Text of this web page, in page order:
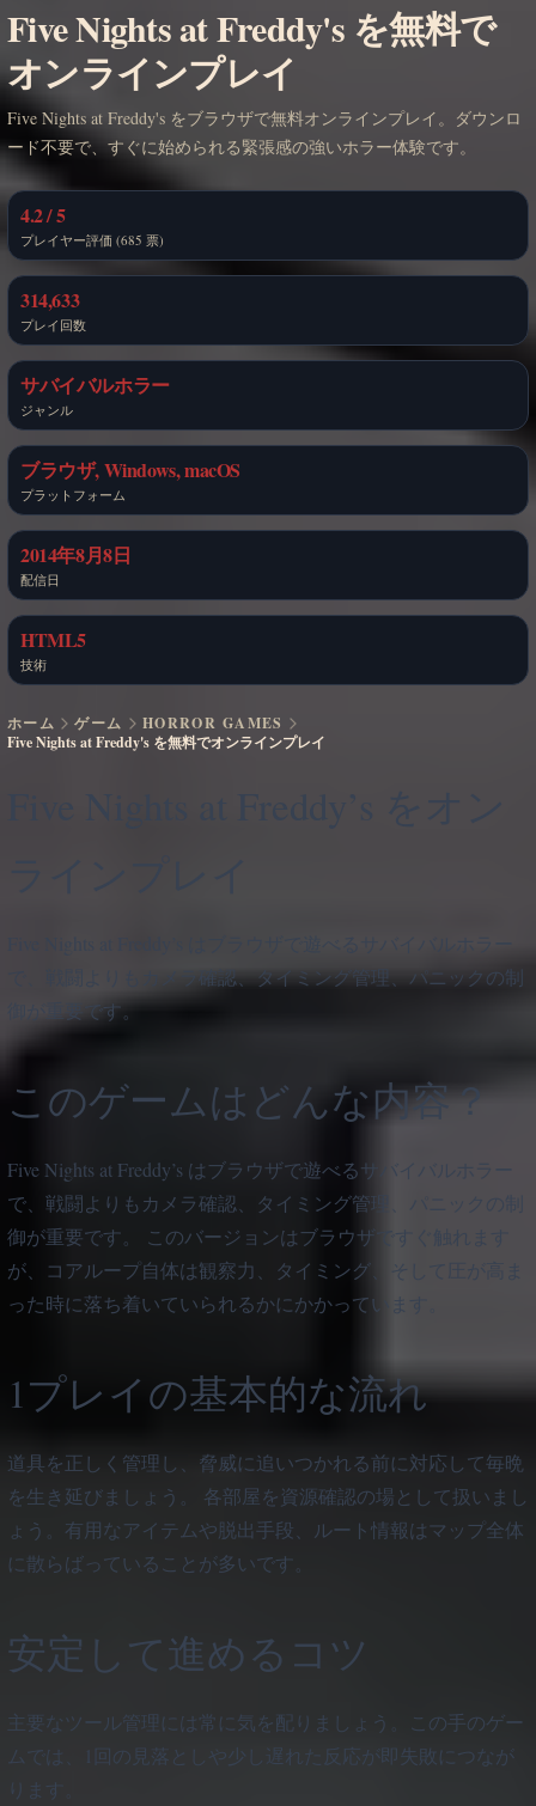
Five Nights at Freddy's を無料で
オンラインプレイ
Five Nights at Freddy's をブラウザで無料オンラインプレイ。ダウンロ
ード不要で、すぐに始められる緊張感の強いホラー体験です。
4.2 / 5
プレイヤー評価 (685 票)
314,633
プレイ回数
サバイバルホラー
ジャンル
ブラウザ, Windows, macOS
プラットフォーム
2014年8月8日
配信日
HTML5
技術
ホーム ゲーム
HORROR GAMES
Five Nights at Freddy's を無料でオンラインプレイ
で、戦闘よりもカメラ確認、タイミング管理、パニックの制
御が重要です。
このゲームはどんな内容？
Five Nights at Freddy’s はブラウザで遊べるサバイバルホラー
で、戦闘よりもカメラ確認、タイミング管理、パニックの制
御が重要です。 このバージョンはブラウザですぐ触れます
が、コアループ自体は観察力、タイミング、そして圧が高ま
った時に落ち着いていられるかにかかっています。
1プレイの基本的な流れ
道具を正しく管理し、脅威に追いつかれる前に対応して毎晩
を生き延びましょう。 各部屋を資源確認の場として扱いまし
ょう。有用なアイテムや脱出手段、ルート情報はマップ全体
に散らばっていることが多いです。
安定して進めるコツ
主要なツール管理には常に気を配りましょう。この手のゲー
ムでは、1回の見落としや少し遅れた反応が即失敗につなが
ります。